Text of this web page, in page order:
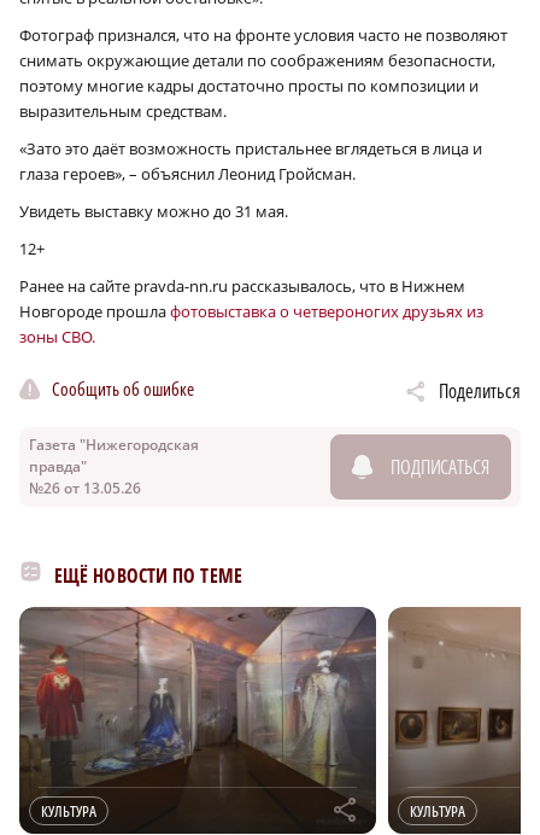
Фотограф признался, что на фронте условия часто не позволяют
снимать окружающие детали по соображениям безопасности,
поэтому многие кадры достаточно просты по композиции и
выразительным средствам.
«Зато это даёт возможность пристальнее вглядеться в лица и
глаза героев», – объяснил Леонид Гройсман.
Увидеть выставку можно до 31 мая.
12+
Ранее на сайте pravda-nn.ru рассказывалось, что в Нижнем
Новгороде прошлафотовыставка о четвероногих друзьях из
зоны СВО.
Сообщить об ошибке Поделиться
Газета "Нижегородская
правда"
№26 от 13.05.26
ПОДПИСАТЬСЯ
ЕЩЁ НОВОСТИ ПО ТЕМЕ
КУЛЬТУРА r КУЛЬТУРА